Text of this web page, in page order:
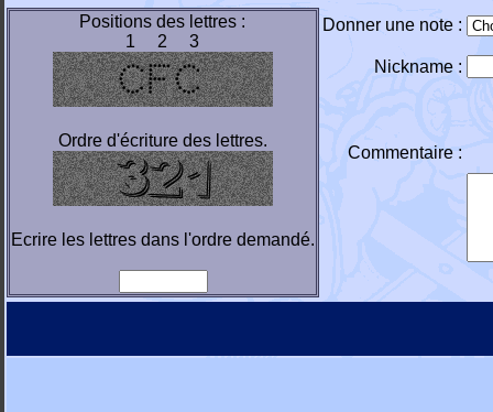
Positions des lettres :
1 2 3
Ordre d'écriture des lettres.
Ecrire les lettres dans l'ordre demandé.
Donner une note :
Nickname :
Commentaire :